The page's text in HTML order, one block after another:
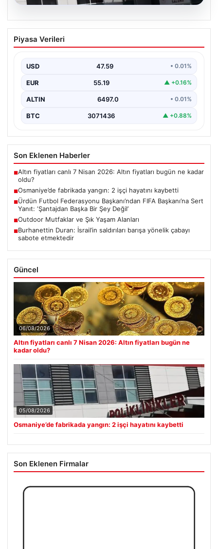
Osmaniye’de fabrikada yangın: 2 işçi
hayatını kaybetti
Piyasa Verileri
USD 47.59 • 0.01%
EUR 55.19 ▲ +0.16%
ALTIN 6497.0 • 0.01%
BTC 3071436 ▲ +0.88%
Son Eklenen Haberler
■Altın fiyatları canlı 7 Nisan 2026: Altın fiyatları bugün ne kadar
oldu?
■Osmaniye’de fabrikada yangın: 2 işçi hayatını kaybetti
■Ürdün Futbol Federasyonu Başkanı’ndan FIFA Başkanı’na Sert
Yanıt: ‘Şantajdan Başka Bir Şey Değil’
■Outdoor Mutfaklar ve Şık Yaşam Alanları
■Burhanettin Duran: İsrail’in saldırıları barışa yönelik çabayı
sabote etmektedir
Güncel
06/08/2026
Altın fiyatları canlı 7 Nisan 2026: Altın fiyatları bugün ne
kadar oldu?
05/08/2026
Osmaniye’de fabrikada yangın: 2 işçi hayatını kaybetti
Son Eklenen Firmalar